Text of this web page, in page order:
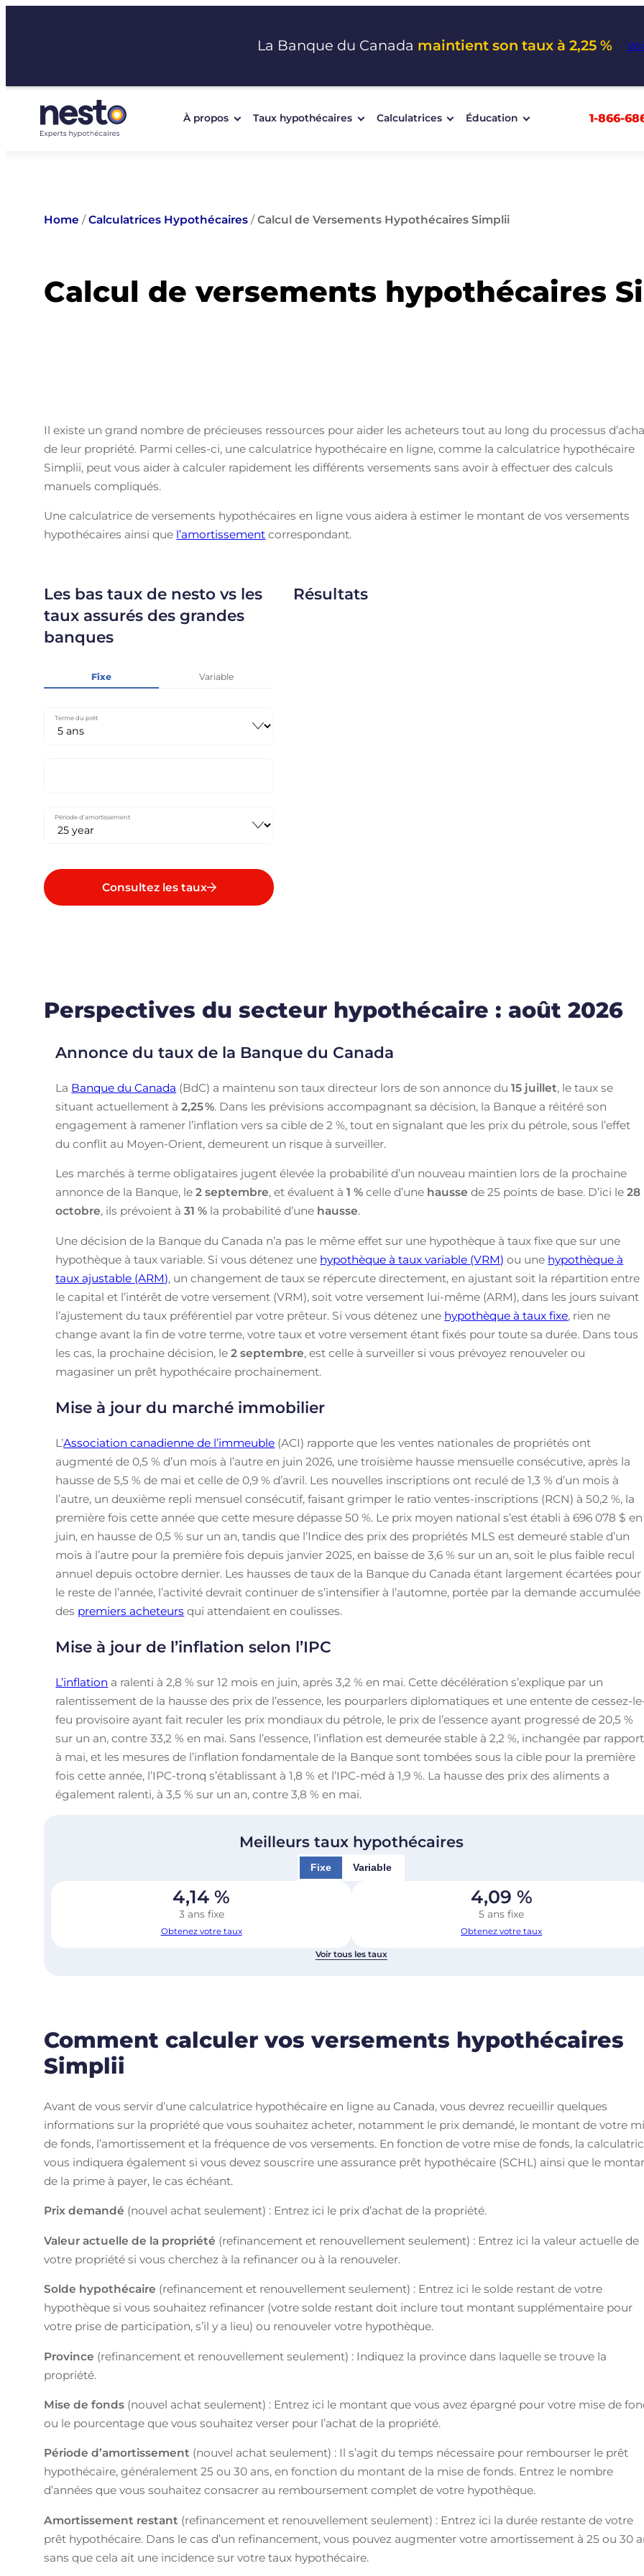
La Banque du Canada maintient son taux à 2,25 %
À propos Taux hypothécaires Calculatrices Éducation 1-866-
Home /Calculatrices Hypothécaires /Calcul de Versements Hypothécaires Simplii
Calcul de versements hypothécaires
Il existe un grand nombre de précieuses ressources pour aider les acheteurs tout au long du processus
de leur propriété. Parmi celles-ci, une calculatrice hypothécaire en ligne, comme la calculatrice hypothécaire
Simplii, peut vous aider à calculer rapidement les différents versements sans avoir à effectuer des calculs
manuels compliqués.
Une calculatrice de versements hypothécaires en ligne vous aidera à estimer le montant de vos versements
hypothécaires ainsi que l’amortissement correspondant.
Les bas taux de nesto vs les
taux assurés des grandes
banques
Fixe Variable
Terme du prêt
Période d’amortissement
Résultats
Consultez les taux
Perspectives du secteur hypothécaire : août 2026
Annonce du taux de la Banque du Canada
La Banque du Canada (BdC) a maintenu son taux directeur lors de son annonce du15 juillet, le taux se
situant actuellement à2,25%. Dans les prévisions accompagnant sa décision, la Banque a réitéré son
engagement à ramener l’inflation vers sa cible de 2 %, tout en signalant que les prix du pétrole, sous l’effet
du conflit au Moyen-Orient, demeurent un risque à surveiller.
Les marchés à terme obligataires jugent élevée la probabilité d’un nouveau maintien lors de la prochaine
annonce de la Banque, le2 septembre, et évaluent à1 % celle d’une hausse de 25 points de base. D’ici le28
octobre, ils prévoient à31 % la probabilité d’une hausse.
Une décision de la Banque du Canada n’a pas le même effet sur une hypothèque à taux fixe que sur une
hypothèque à taux variable. Si vous détenez une hypothèque à taux variable (VRM) ou une hypothèque à
taux ajustable (ARM), un changement de taux se répercute directement, en ajustant soit la répartition entre
le capital et l’intérêt de votre versement (VRM), soit votre versement lui-même (ARM), dans les jours suivant
l’ajustement du taux préférentiel par votre prêteur. Si vous détenez une hypothèque à taux fixe, rien ne
change avant la fin de votre terme, votre taux et votre versement étant fixés pour toute sa durée. Dans tous
les cas, la prochaine décision, le2 septembre, est celle à surveiller si vous prévoyez renouveler ou
magasiner un prêt hypothécaire prochainement.
Mise à jour du marché immobilier
L’Association canadienne de l’immeuble (ACI) rapporte que les ventes nationales de propriétés ont
augmenté de 0,5 % d’un mois à l’autre en juin 2026, une troisième hausse mensuelle consécutive, après la
hausse de 5,5 % de mai et celle de 0,9 % d’avril. Les nouvelles inscriptions ont reculé de 1,3 % d’un mois à
l’autre, un deuxième repli mensuel consécutif, faisant grimper le ratio ventes-inscriptions (RCN) à 50,2 %, la
première fois cette année que cette mesure dépasse 50 %. Le prix moyen national s’est établi à 696 078 $ en
juin, en hausse de 0,5 % sur un an, tandis que l’Indice des prix des propriétés MLS est demeuré stable d’un
mois à l’autre pour la première fois depuis janvier 2025, en baisse de 3,6 % sur un an, soit le plus faible recul
annuel depuis octobre dernier. Les hausses de taux de la Banque du Canada étant largement écartées pour
le reste de l’année, l’activité devrait continuer de s’intensifier à l’automne, portée par la demande accumulée
des premiers acheteurs qui attendaient en coulisses.
Mise à jour de l’inflation selon l’IPC
L’inflation a ralenti à 2,8 % sur 12 mois en juin, après 3,2 % en mai. Cette décélération s’explique par un
ralentissement de la hausse des prix de l’essence, les pourparlers diplomatiques et une entente de cessez-
feu provisoire ayant fait reculer les prix mondiaux du pétrole, le prix de l’essence ayant progressé de 20,5 %
sur un an, contre 33,2 % en mai. Sans l’essence, l’inflation est demeurée stable à 2,2 %, inchangée par rapport
à mai, et les mesures de l’inflation fondamentale de la Banque sont tombées sous la cible pour la première
fois cette année, l’IPC-tronq s’établissant à 1,8 % et l’IPC-méd à 1,9 %. La hausse des prix des aliments a
également ralenti, à 3,5 % sur un an, contre 3,8 % en mai.
Meilleurs taux hypothécaires
Fixe Variable
4,14 %
3 ans fixe
Obtenez votre taux
4,09 %
5 ans fixe
Obtenez votre taux
Voir tous les taux
Comment calculer vos versements hypothécaires
Simplii
Avant de vous servir d’une calculatrice hypothécaire en ligne au Canada, vous devrez recueillir quelques
informations sur la propriété que vous souhaitez acheter, notamment le prix demandé, le montant de votre
de fonds, l’amortissement et la fréquence de vos versements. En fonction de votre mise de fonds, la
vous indiquera également si vous devez souscrire une assurance prêt hypothécaire (SCHL) ainsi que le
de la prime à payer, le cas échéant.
Prix demandé (nouvel achat seulement) : Entrez ici le prix d’achat de la propriété.
Valeur actuelle de la propriété (refinancement et renouvellement seulement) : Entrez ici la valeur actuelle de
votre propriété si vous cherchez à la refinancer ou à la renouveler.
Solde hypothécaire (refinancement et renouvellement seulement) : Entrez ici le solde restant de votre
hypothèque si vous souhaitez refinancer (votre solde restant doit inclure tout montant supplémentaire pour
votre prise de participation, s’il y a lieu) ou renouveler votre hypothèque.
Province (refinancement et renouvellement seulement) : Indiquez la province dans laquelle se trouve la
propriété.
Mise de fonds (nouvel achat seulement) : Entrez ici le montant que vous avez épargné pour votre mise de
ou le pourcentage que vous souhaitez verser pour l’achat de la propriété.
Période d’amortissement (nouvel achat seulement) : Il s’agit du temps nécessaire pour rembourser le prêt
hypothécaire, généralement 25 ou 30 ans, en fonction du montant de la mise de fonds. Entrez le nombre
d’années que vous souhaitez consacrer au remboursement complet de votre hypothèque.
Amortissement restant (refinancement et renouvellement seulement) : Entrez ici la durée restante de votre
prêt hypothécaire. Dans le cas d’un refinancement, vous pouvez augmenter votre amortissement à 25 ou 30
sans que cela ait une incidence sur votre taux hypothécaire.